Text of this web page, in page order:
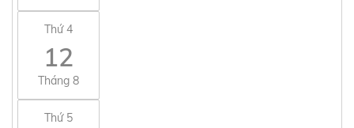
Thứ 4
12
Tháng 8
Thứ 5